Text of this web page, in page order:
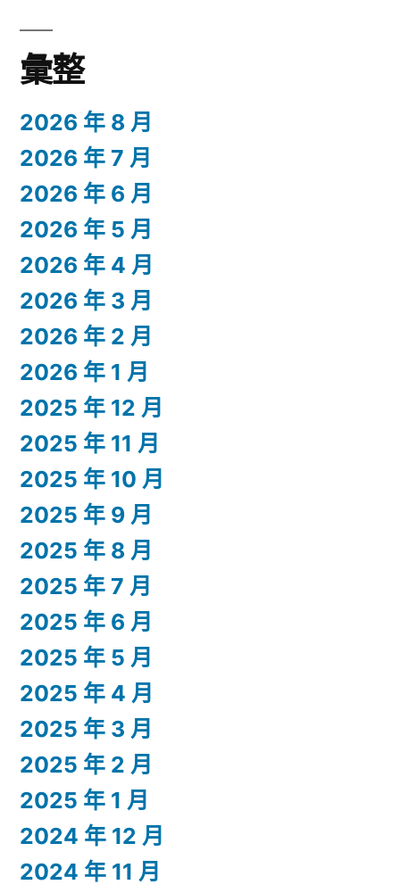
彙整
2026 年 8 月
2026 年 7 月
2026 年 6 月
2026 年 5 月
2026 年 4 月
2026 年 3 月
2026 年 2 月
2026 年 1 月
2025 年 12 月
2025 年 11 月
2025 年 10 月
2025 年 9 月
2025 年 8 月
2025 年 7 月
2025 年 6 月
2025 年 5 月
2025 年 4 月
2025 年 3 月
2025 年 2 月
2025 年 1 月
2024 年 12 月
2024 年 11 月